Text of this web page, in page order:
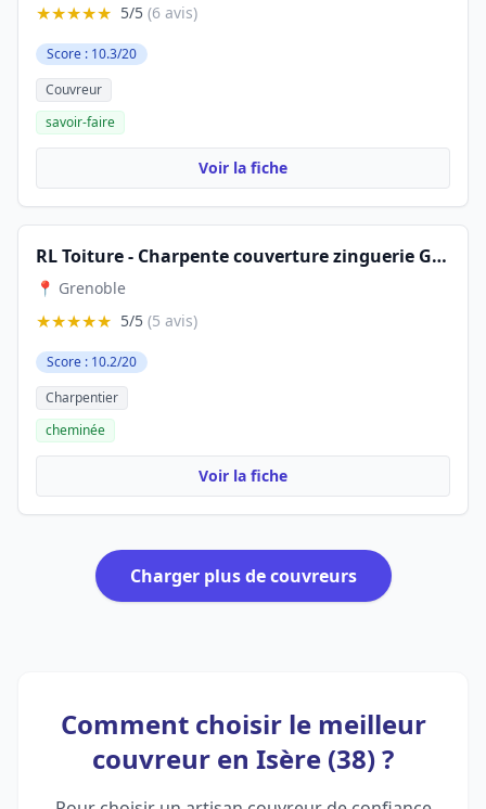
★★★★★ 5/5 (6 avis)
Score : 10.3/20
Couvreur
savoir-faire
Voir la fiche
RL Toiture - Charpente couverture zinguerie Grenoble et agglomération
📍 Grenoble
★★★★★ 5/5 (5 avis)
Score : 10.2/20
Charpentier
cheminée
Voir la fiche
Charger plus de couvreurs
Comment choisir le meilleur
couvreur en Isère (38) ?